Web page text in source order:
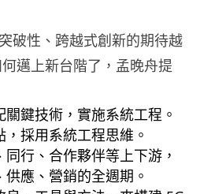
破性、跨越式創新的期待越
邁上新台階了，孟晚舟提
鍵技術，實施系統工程。
採用系統工程思維。
行、合作夥伴等上下游，
應、營銷的全週期。